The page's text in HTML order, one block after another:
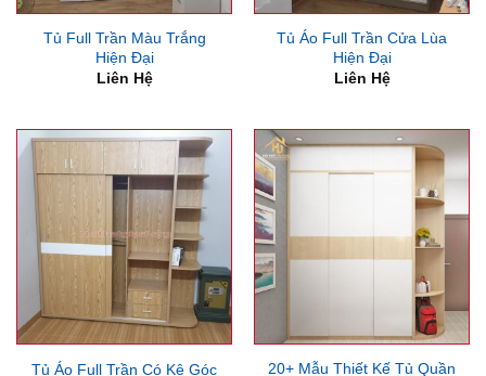
Tủ Full Trần Màu Trắng
Hiện Đại
Liên Hệ
Tủ Áo Full Trần Cửa Lùa
Hiện Đại
Liên Hệ
Tủ Áo Full Trần Có Kệ Góc
20+ Mẫu Thiết Kế Tủ Quần